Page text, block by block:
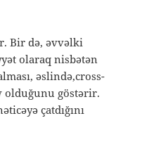
Bir də, əvvəlki
olaraq nisbətən
əslində,cross-
olduğunu göstərir.
çatdığını